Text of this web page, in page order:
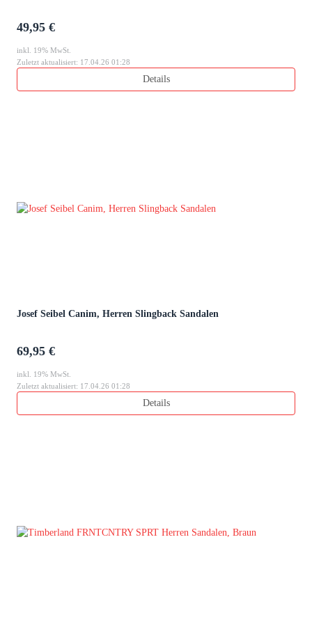
49,95 €
inkl. 19% MwSt.
Zuletzt aktualisiert: 17.04.26 01:28
Details
Josef Seibel Canim, Herren Slingback Sandalen
69,95 €
inkl. 19% MwSt.
Zuletzt aktualisiert: 17.04.26 01:28
Details